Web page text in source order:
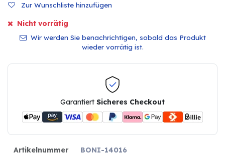
Zur Wunschliste hinzufügen
Nicht vorrätig
Wir werden Sie benachrichtigen, sobald das Produkt
wieder vorrätig ist.
Garantiert Sicheres Checkout
Artikelnummer
BONI-14016